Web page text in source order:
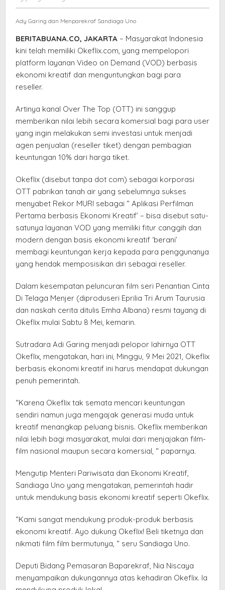
Ady Garing dan Menparekraf Sandiaga Uno
BERITABUANA.CO, JAKARTA – Masyarakat Indonesia
kini telah memiliki Okeflix.com, yang mempelopori
platform layanan Video on Demand (VOD) berbasis
ekonomi kreatif dan menguntungkan bagi para
reseller.
Artinya kanal Over The Top (OTT) ini sanggup
memberikan nilai lebih secara komersial bagi para user
yang ingin melakukan semi investasi untuk menjadi
agen penjualan (reseller tiket) dengan pembagian
keuntungan 10% dari harga tiket.
Okeflix (disebut tanpa dot com) sebagai korporasi
OTT pabrikan tanah air yang sebelumnya sukses
menyabet Rekor MURI sebagai “ Aplikasi Perfilman
Pertama berbasis Ekonomi Kreatif’ – bisa disebut satu-
satunya layanan VOD yang memiliki fitur canggih dan
modern dengan basis ekonomi kreatif ‘berani’
membagi keuntungan kerja kepada para penggunanya
yang hendak memposisikan diri sebagai reseller.
Dalam kesempatan peluncuran film seri Penantian Cinta
Di Telaga Menjer (diproduseri Eprilia Tri Arum Taurusia
dan naskah cerita ditulis Emha Albana) resmi tayang di
Okeflix mulai Sabtu 8 Mei, kemarin.
Sutradara Adi Garing menjadi pelopor lahirnya OTT
Okeflix, mengatakan, hari ini, Minggu, 9 Mei 2021, Okeflix
berbasis ekonomi kreatif ini harus mendapat dukungan
penuh pemerintah.
“Karena Okeflix tak semata mencari keuntungan
sendiri namun juga mengajak generasi muda untuk
kreatif menangkap peluang bisnis. Okeflix memberikan
nilai lebih bagi masyarakat, mulai dari menjajakan film-
film nasional maupun secara komersial, “ paparnya.
Mengutip Menteri Pariwisata dan Ekonomi Kreatif,
Sandiaga Uno yang mengatakan, pemerintah hadir
untuk mendukung basis ekonomi kreatif seperti Okeflix.
“Kami sangat mendukung produk-produk berbasis
ekonomi kreatif. Ayo dukung Okeflix! Beli tiketnya dan
nikmati film film bermutunya, “ seru Sandiaga Uno.
Deputi Bidang Pemasaran Baparekraf, Nia Niscaya
menyampaikan dukungannya atas kehadiran Okeflix. Ia